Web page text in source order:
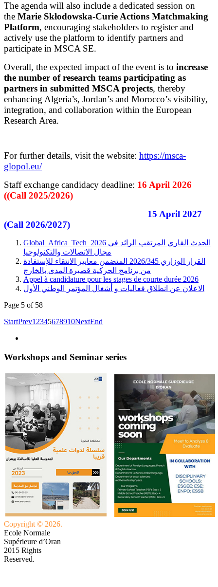
The agenda will also include a dedicated session on
the Marie Skłodowska-Curie Actions Matchmaking
Platform, encouraging stakeholders to register and
actively use the platform to identify partners and
participate in MSCA SE.
Overall, the expected impact of the event is to increase
the number of research teams participating as
partners in submitted MSCA projects, thereby
enhancing Algeria’s, Jordan’s and Morocco’s visibility,
integration, and collaboration within the European
Research Area.
For further details, visit the website: https://msca-
glopol.eu/
Staff exchange candidacy deadline: 16 April 2026
((Call 2025/2026)
15 April 2027
(Call 2026/2027)
Global_Africa_Tech_2026 الحدث القاري المرتقب الرائد في
مجال الاتصالات والتكنولوجيا
القرار الوزاري 2026/345 المتضمن معايير الانتقاء للإستفادة
من برنامج الحركية قصيرة المدى بالخارج
Appel à candidature pour les stages de courte durée 2026
الاعلان عن انطلاق فعاليات و أشغال المؤتمر الوطني الأول
Page 5 of 58
StartPrev1 2345678910NextEnd
Workshops and Seminar series
Copyright © 2026.
Ecole Normale
Supérieure d’Oran
2015 Rights
Reserved.